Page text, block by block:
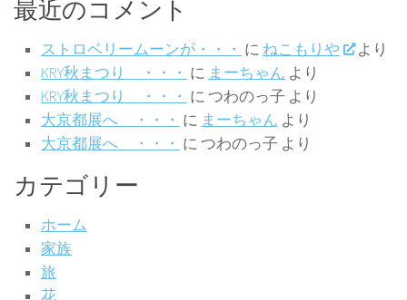
最近のコメント
ストロベリームーンが・・・ に ねこもりや
より
KRY秋まつり ・・・ に まーちゃん より
KRY秋まつり ・・・ に つわのっ子 より
大京都展へ ・・・ に まーちゃん より
大京都展へ ・・・ に つわのっ子 より
カテゴリー
ホーム
家族
旅
花